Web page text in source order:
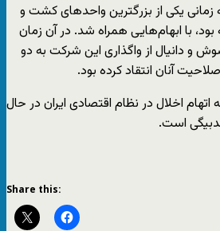
یکی از بزرگترین واحد‌های کشت و
با ابهام‌هایی همراه شد. در آن زمان
و دانیال از واگذاری این شرکت به دو
اخلال در نظام اقتصادی ایران در حال
است.
Share this: